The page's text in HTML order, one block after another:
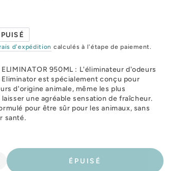
d'expédition calculés à l'étape de paiement.
ELIMINATOR 950ML : L'éliminateur d'odeurs
est spécialement conçu pour
d'origine animale, même les plus
une agréable sensation de fraîcheur.
pour être sûr pour les animaux, sans
santé.
ÉPUISÉ